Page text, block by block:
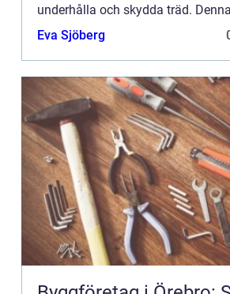
underhålla och skydda träd.
är inte bara vik...
Eva Sjöberg